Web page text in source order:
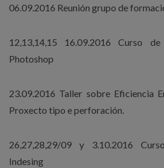
06.09.2016 Reunión grupo de
12,13,14,15 16.09.2016 Curso
Photoshop
23.09.2016 Taller sobre Eficiencia
Proxecto tipo e perforación.
26,27,28,29/09 y 3.10.2016
Indesing